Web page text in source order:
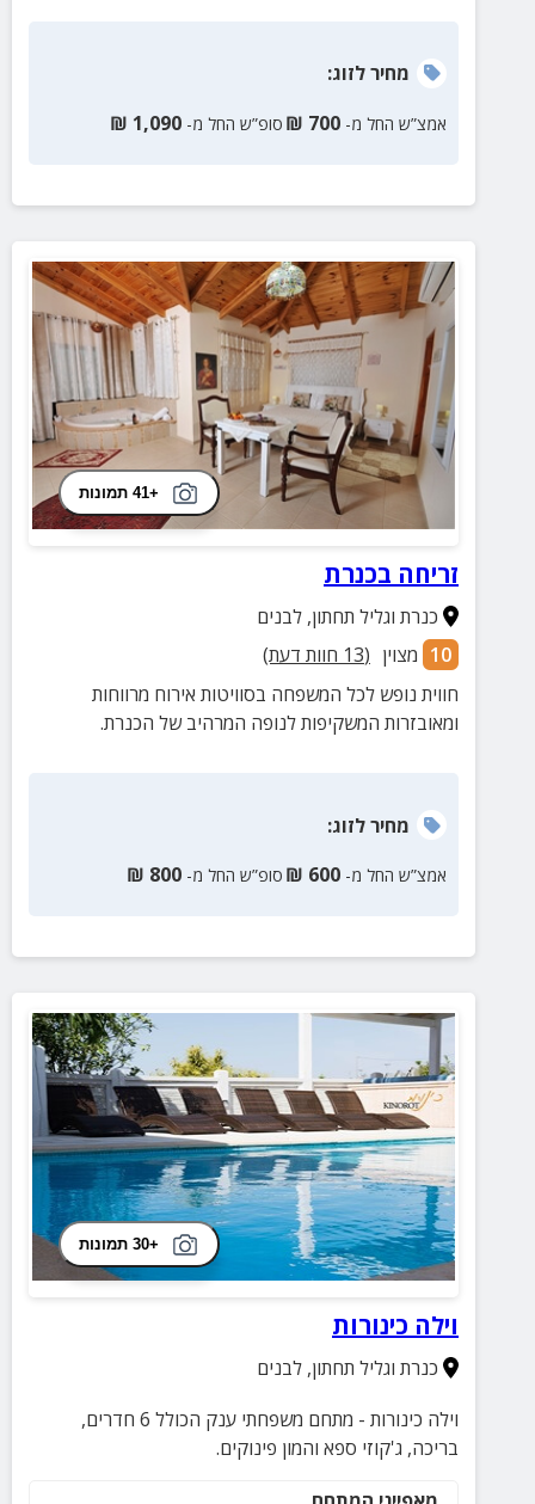
מחירלזוג:
אמצ”ש החל מ- 700
₪ סופ”ש החל מ- 1,090
₪
+41 תמונות
זריחה בכנרת
כנרת וגליל תחתון,לבנים
10 מצוין (
13 חוות דעת)
חווית נופש לכל המשפחה בסוויטות אירוח מרווחות
ומאובזרות המשקיפות לנופה המרהיב של הכנרת.
מחירלזוג:
אמצ”ש החל מ- 600
₪ סופ”ש החל מ- 800
₪
+30 תמונות
וילה כינורות
כנרת וגליל תחתון,לבנים
וילה כינורות - מתחם משפחתי ענק הכולל 6 חדרים,
בריכה, ג'קוזי ספא והמון פינוקים.